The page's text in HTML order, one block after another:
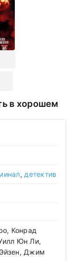
, детектив
Конрад
Юн Ли,
Джим